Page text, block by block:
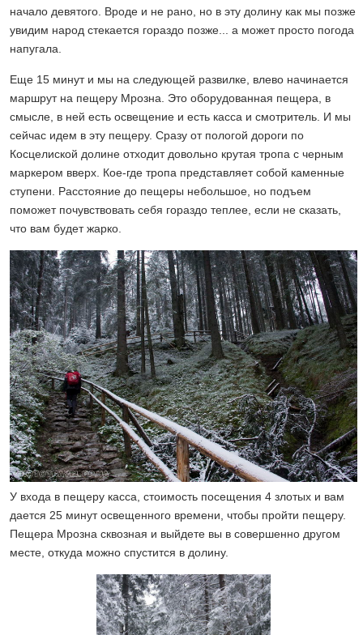
начало девятого. Вроде и не рано, но в эту долину как мы позже
увидим народ стекается гораздо позже... а может просто погода
напугала.
Еще 15 минут и мы на следующей развилке, влево начинается
маршрут на пещеру Мрозна. Это оборудованная пещера, в
смысле, в ней есть освещение и есть касса и смотритель. И мы
сейчас идем в эту пещеру. Сразу от пологой дороги по
Косцелиской долине отходит довольно крутая тропа с черным
маркером вверх. Кое-где тропа представляет собой каменные
ступени. Расстояние до пещеры небольшое, но подъем
поможет почувствовать себя гораздо теплее, если не сказать,
что вам будет жарко.
У входа в пещеру касса, стоимость посещения 4 злотых и вам
дается 25 минут освещенного времени, чтобы пройти пещеру.
Пещера Мрозна сквозная и выйдете вы в совершенно другом
месте, откуда можно спустится в долину.